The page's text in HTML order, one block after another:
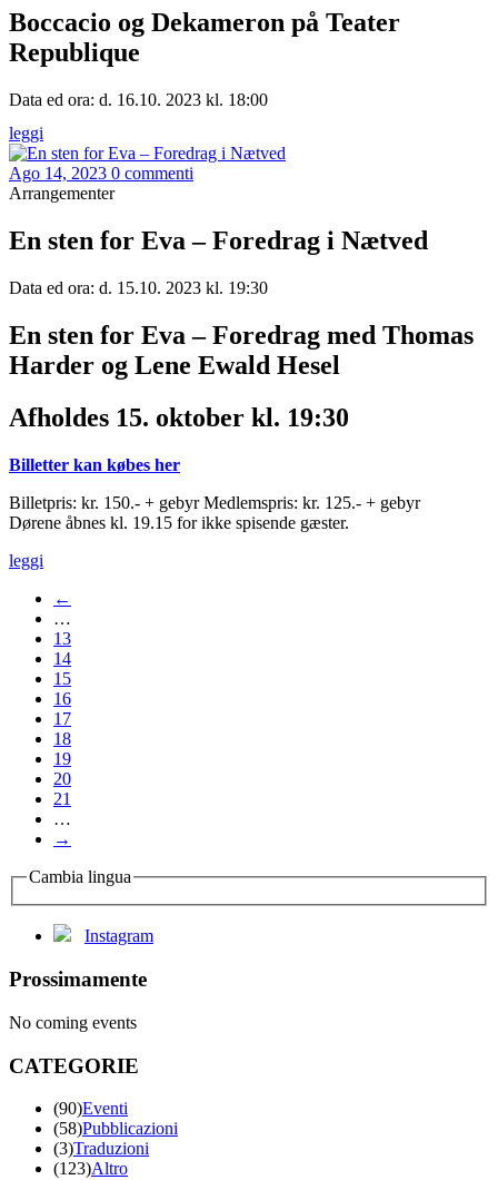
Boccacio og Dekameron på Teater
Republique
Data ed ora: d. 16.10. 2023 kl. 18:00
leggi
Ago 14, 2023 0 commenti
Arrangementer
En sten for Eva – Foredrag i Nætved
Data ed ora: d. 15.10. 2023 kl. 19:30
En sten for Eva – Foredrag med Thomas
Harder og Lene Ewald Hesel
Afholdes 15. oktober kl. 19:30
Billetter kan købes her
Billetpris: kr. 150.- + gebyr Medlemspris: kr. 125.- + gebyr
Dørene åbnes kl. 19.15 for ikke spisende gæster.
leggi
←
…
13
14
15
16
17
18
19
20
21
…
→
Cambia lingua
Instagram
Prossimamente
No coming events
CATEGORIE
(90)Eventi
(58)Pubblicazioni
(3)Traduzioni
(123)Altro